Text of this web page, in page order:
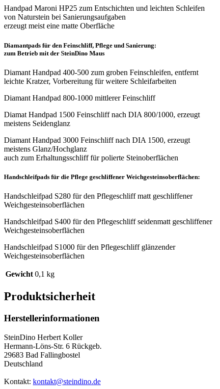
Handpad Maroni HP25 zum Entschichten und leichten Schleifen
von Naturstein bei Sanierungsaufgaben
erzeugt meist eine matte Oberfläche
Diamantpads für den Feinschliff, Pflege und Sanierung:
zum Betrieb mit der SteinDino Maus
Diamant Handpad 400-500 zum groben Feinschleifen, entfernt
leichte Kratzer, Vorbereitung für weitere Schleifarbeiten
Diamant Handpad 800-1000 mittlerer Feinschliff
Diamat Handpad 1500 Feinschliff nach DIA 800/1000, erzeugt
meistens Seidenglanz
Diamant Handpad 3000 Feinschliff nach DIA 1500, erzeugt
meistens Glanz/Hochglanz
auch zum Erhaltungsschliff für polierte Steinoberflächen
Handschleifpads für die Pflege geschliffener Weichgesteinsoberflächen:
Handschleifpad S280 für den Pflegeschliff matt geschliffener
Weichgesteinsoberflächen
Handschleifpad S400 für den Pflegeschliff seidenmatt geschliffener
Weichgesteinsoberflächen
Handschleifpad S1000 für den Pflegeschliff glänzender
Weichgesteinsoberflächen
Gewicht 0,1 kg
Produktsicherheit
Herstellerinformationen
SteinDino Herbert Koller
Hermann-Löns-Str. 6 Rückgeb.
29683 Bad Fallingbostel
Deutschland
Kontakt: kontakt@steindino.de